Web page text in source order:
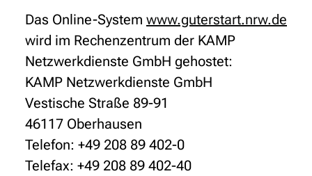
Das Online-System www.guterstart.nrw.de
wird im Rechenzentrum der KAMP
Netzwerkdienste GmbH gehostet:
KAMP Netzwerkdienste GmbH
Vestische Straße 89-91
46117 Oberhausen
Telefon: +49 208 89 402-0
Telefax: +49 208 89 402-40